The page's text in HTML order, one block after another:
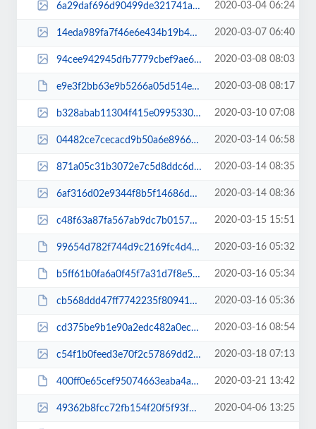
6a29daf696d90499de321741a6f60c03.jpg 2020-03-04 06:24
14eda989fa7f46e6e434b19b45e0b59c.jpg 2020-03-07 06:40
94cee942945dfb7779cbef9ae61669df.jpg 2020-03-08 08:03
e9e3f2bb63e9b5266a05d514ee13b893.pdf 2020-03-08 08:17
b328abab11304f415e09953300c1827e.jpg 2020-03-10 07:08
04482ce7cecacd9b50a6e8966c4503a6.jpg 2020-03-14 06:58
871a05c31b3072e7c5d8ddc6dce3f004.jpg 2020-03-14 08:35
6af316d02e9344f8b5f14686d25608bd.jpg 2020-03-14 08:36
c48f63a87fa567ab9dc7b0157bfc0947.jpeg 2020-03-15 15:51
99654d782f744d9c2169fc4d4b3e3ab7.pdf 2020-03-16 05:32
b5ff61b0fa6a0f45f7a31d7f8e52f53b.pdf 2020-03-16 05:34
cb568ddd47ff7742235f809417223360.pdf 2020-03-16 05:36
cd375be9b1e90a2edc482a0ec3452480.jpg 2020-03-16 08:54
c54f1b0feed3e70f2c57869dd2107c4b.jpg 2020-03-18 07:13
400ff0e65cef95074663eaba4ac3cd98.pdf 2020-03-21 13:42
49362b8fcc72fb154f20f5f93f5a9173.jpg 2020-04-06 13:25